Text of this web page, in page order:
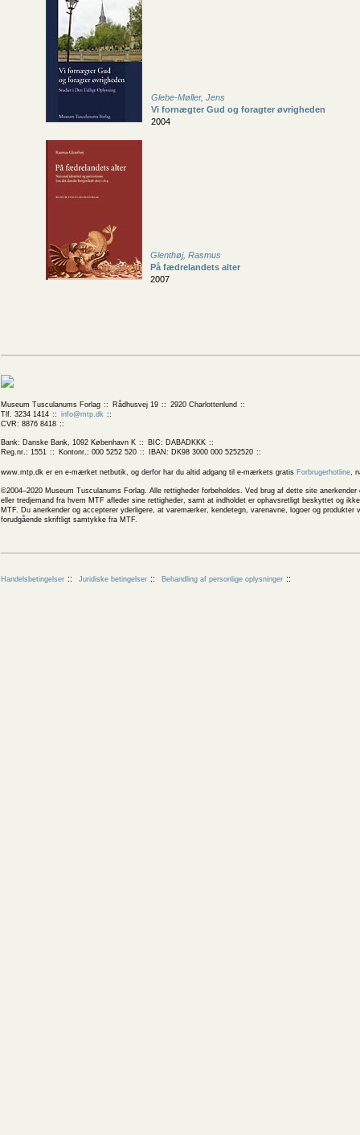
Glebe-Møller, Jens
Vi fornægter Gud og foragter øvrigheden
2004
Glenthøj, Rasmus
På fædrelandets alter
2007
Museum Tusculanums Forlag Rådhusvej 19
2920 Charlottenlund
Tlf. 3234 1414
info@mtp.dk
CVR: 8876 8418
Bank: Danske Bank, 1092 København K
BIC: DABADKKK
Reg.nr.: 1551
Kontonr.: 000 5252 520 IBAN: DK98 3000 000 5252520
www.mtp.dk er en e-mærket netbutik, og derfor har du altid adgang til e-mærkets gratis Forbrugerhotline,
©2004–2020 Museum Tusculanums Forlag. Alle rettigheder forbeholdes. Ved brug af dette site
eller tredjemand fra hvem MTF afleder sine rettigheder, samt at indholdet er ophavsretligt beskyttet og
MTF. Du anerkender og accepterer yderligere, at varemærker, kendetegn, varenavne, logoer og
forudgående skriftligt samtykke fra MTF.
Handelsbetingelser Juridiske betingelser Behandling af personlige oplysninger